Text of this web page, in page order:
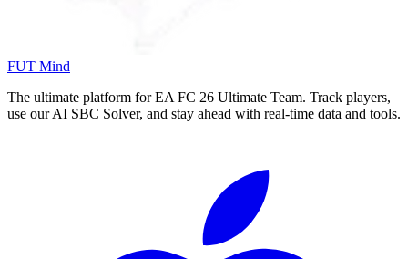
FUT Mind
The ultimate platform for EA FC 26 Ultimate Team. Track players,
use our AI SBC Solver, and stay ahead with real-time data and tools.